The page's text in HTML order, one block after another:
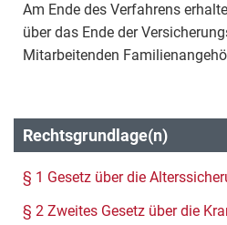
Am Ende des Verfahrens
über das Ende der
Mitarbeitenden
Rechtsgrundlage(n)
§ 1 Gesetz über die
§ 2 Zweites Gesetz über die